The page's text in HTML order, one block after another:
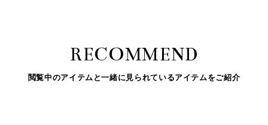
RECOMMEND
閲覧中のアイテムと一緒に見られているアイテムをご紹介